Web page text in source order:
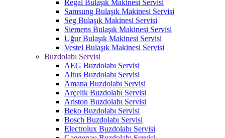
Regal Bulaşık Makinesi Servisi
Samsung Bulaşık Makinesi Servisi
Seg Bulaşık Makinesi Servisi
Siemens Bulaşık Makinesi Servisi
Uğur Bulaşık Makinesi Servisi
Vestel Bulaşık Makinesi Servisi
Buzdolabı Servisi
AEG Buzdolabı Servisi
Altus Buzdolabı Servisi
Amana Buzdolabı Servisi
Arçelik Buzdolabı Servisi
Ariston Buzdolabı Servisi
Beko Buzdolabı Servisi
Bosch Buzdolabı Servisi
Electrolux Buzdolabı Servisi